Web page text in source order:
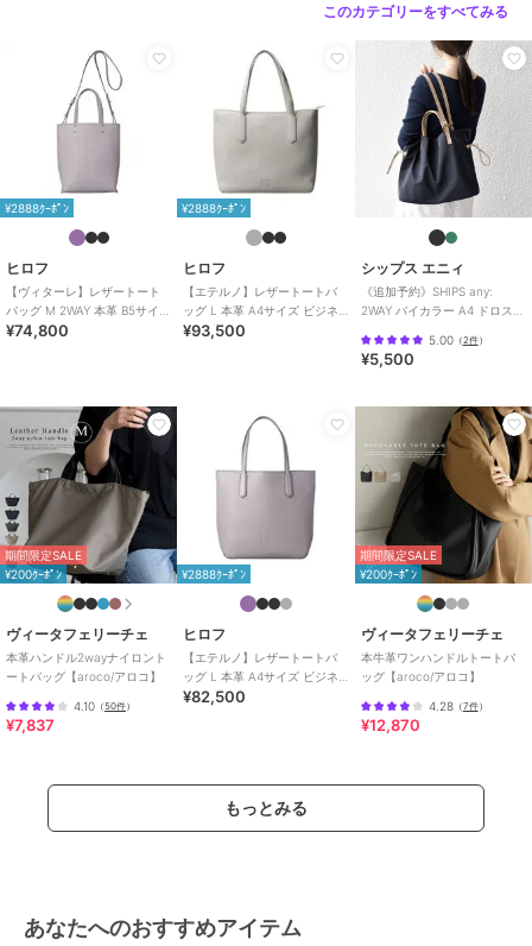
カラー
ペブル（３８０）、ブラック（０
１９）、ダークグレー（１１５）
サイズ ０３（Ａ４）
素材
外側：牛革（ソフトバケッタ） 内
側：マイクロファイバー
商品のお取り扱い方法
特徴
本革 / ビジネス /
カジュアル / Ａ４収納可
2WAY
以上
カジュアル/Ａ４収納可/
原産国 イタリア製
このカテゴリーをすべてみる
¥2888ｸｰﾎﾟﾝ
ヒロフ
【ヴィターレ】レザートート
バッグ M 2WAY 本革 B5サイズ
（商品番号：P25－26641）
¥74,800
¥2888ｸｰﾎﾟﾝ
ヒロフ
【エテルノ】レザートートバ
ッグ L 本革 A4サイズ ビジネ
スバッグ（商品番号：P25-
¥93,500
シップス エニィ
《追加予約》SHIPS any:
2WAY バイカラー A4 ドロスト
5.00（2件）
¥5,500
期間限定SALE
¥200ｸｰﾎﾟﾝ
ヴィータフェリーチェ
本革ハンドル2wayナイロント
ートバッグ【aroco/アロコ】
4.10 （50件）
¥7,837
¥2888ｸｰﾎﾟﾝ
ヒロフ
【エテルノ】レザートートバ
ッグ L 本革 A4サイズ ビジネ
スバッグ（商品番号：P25-
¥82,500
期間限定SALE
¥200ｸｰﾎﾟﾝ
ヴィータフェリーチェ
本牛革ワンハンドルトートバ
ッグ【aroco/アロコ】
4.28（7件）
¥12,870
もっとみる
あなたへのおすすめアイテム